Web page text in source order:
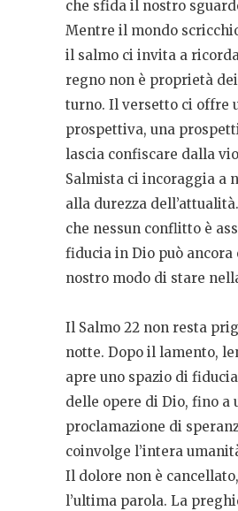
che sfida il nostro
Mentre il mondo
il salmo ci invita a
regno non è proprietà
turno. Il versetto ci offre
prospettiva, una
lascia confiscare dalla
Salmista ci incoraggia a
alla durezza
che nessun conflitto è
fiducia in Dio può
nostro modo di stare
Il Salmo 22 non resta
notte. Dopo il lamento,
apre uno spazio di
delle opere di Dio, fino a
proclamazione di
coinvolge l’intera
Il dolore non è
l’ultima parola. La